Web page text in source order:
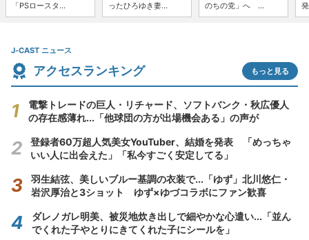
「PSロースタ...
ったひろゆき妻...
のちの党」へ ...
J-CAST ニュース
アクセスランキング もっと見る
電撃トレードの巨人・リチャード、ソフトバンク・秋広優人
の存在感薄れ...「他球団の方が出場機会ある」の声が
登録者60万超人気美女YouTuber、結婚を発表 「めっちゃ
いい人に出会えた」「私今すごく安定してる」
羽生結弦、美しいブルー基調の衣装で...「ゆず」北川悠仁・
岩沢厚治と3ショット ゆず×ゆづコラボにファン歓喜
ダレノガレ明美、被災地炊き出しで細やかな心遣い...「並ん
でくれた子やとりにきてくれた子にシールを」